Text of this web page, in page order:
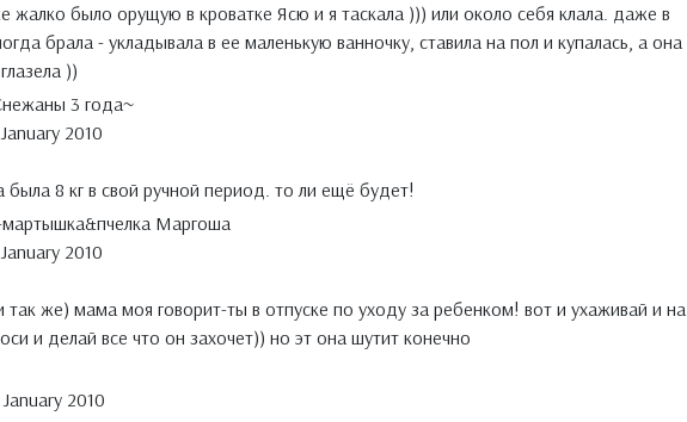
жалко было орущую в кроватке Ясю и я таскала ))) или около себя клала. даже в
брала - укладывала в ее маленькую ванночку, ставила на пол и купалась, а она
))
3 года~
2010
была 8 кг в свой ручной период. то ли ещё будет!
Маргоша
2010
так же) мама моя говорит-ты в отпуске по уходу за ребенком! вот и ухаживай и на
и делай все что он захочет)) но эт она шутит конечно
2010